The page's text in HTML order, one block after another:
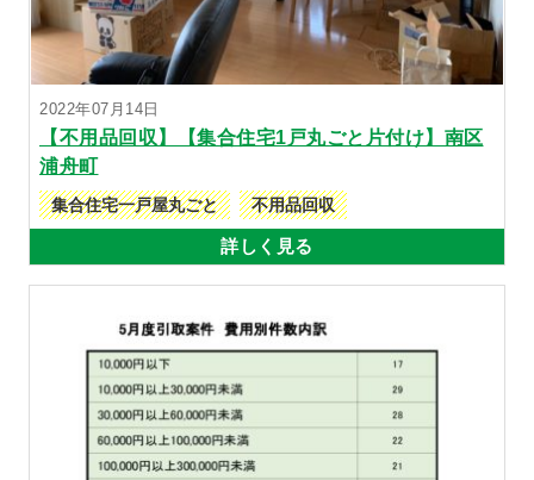
2022年07月14日
【不用品回収】【集合住宅1戸丸ごと片付け】南区
浦舟町
集合住宅一戸屋丸ごと 不用品回収
詳しく見る